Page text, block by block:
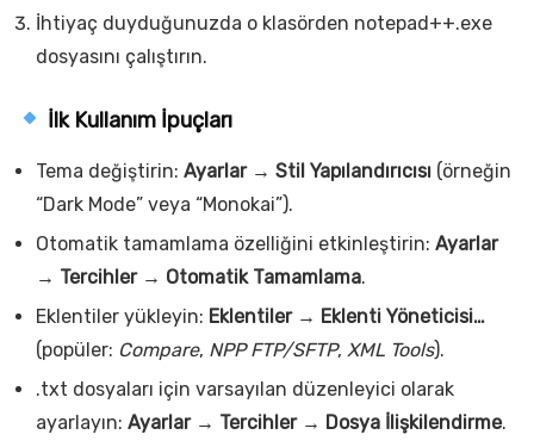
İhtiyaç duyduğunuzda o klasörden notepad++.exe
dosyasını çalıştırın.
İlk Kullanım İpuçları
Tema değiştirin: Ayarlar → Stil Yapılandırıcısı (örneğin
“Dark Mode” veya “Monokai”).
Otomatik tamamlama özelliğini etkinleştirin: Ayarlar
→ Tercihler → Otomatik Tamamlama.
Eklentiler yükleyin: Eklentiler → Eklenti Yöneticisi…
(popüler: Compare, NPP FTP/SFTP, XML Tools).
.txt dosyaları için varsayılan düzenleyici olarak
ayarlayın: Ayarlar → Tercihler → Dosya İlişkilendirme.